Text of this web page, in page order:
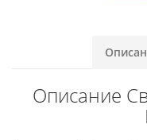
Описание